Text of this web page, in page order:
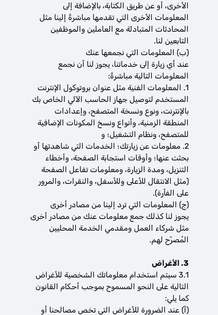
الأخرى، أو عن طريق الكتابة، بالإضافة إلى
المعلومات الأخرى التي تقدمها مباشرةً إلينا مثل
المحادثات المتبادلة مع العاملين والموظفين
التابعين لنا.
(‌ب) المعلومات التي نجمعها عنك
عند أي زيارة إلى خدماتنا، يجوز لنا أن نجمع
المعلومات التالية مباشرةً:
1. المعلومات الفنية مثل عنوان بروتوكول الإنترنت
المستخدم لتوصيل جهاز الحاسب الآلي الخاص بك
بالإنترنت، ونوع ونسخة المتصفح، وإعدادات
المنطقة الزمنية، وأنواع ونسخ المكونات الإضافية
للمتصفح، ونظام التشغيل؛ و
2. معلومات عن زيارتك؛ الخدمات التي شاهدتها أو
بحثت عنها؛ وأوقات استجابة الصفحة، وأخطاء
التنزيل، ومدة الزيارة، ومعلومات تفاعل الصفحة
(مثل الانتقال للأعلى وللأسفل، والنقرات، والمرور
على الفأرة).
(‌ج) المعلومات التي ترد إلينا من مصادر أخرى
يجوز لنا كذلك جمع معلومات عنك من مصادر أخرى
مثل شركاء العمل ومقدمي الخدمة المحليين
المُصرّح لهم.
3. الأغراض
3.1 سيتم استخدام معلوماتك الشخصية للأغراض
التالية على النحو المسموح بموجب أحكام القانون
كما يلي:
(‌أ) عند الضرورة للأغراض التي تخص مصالحنا أو